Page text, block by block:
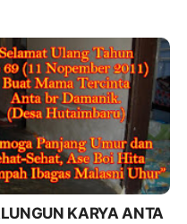
KARYA ANTA